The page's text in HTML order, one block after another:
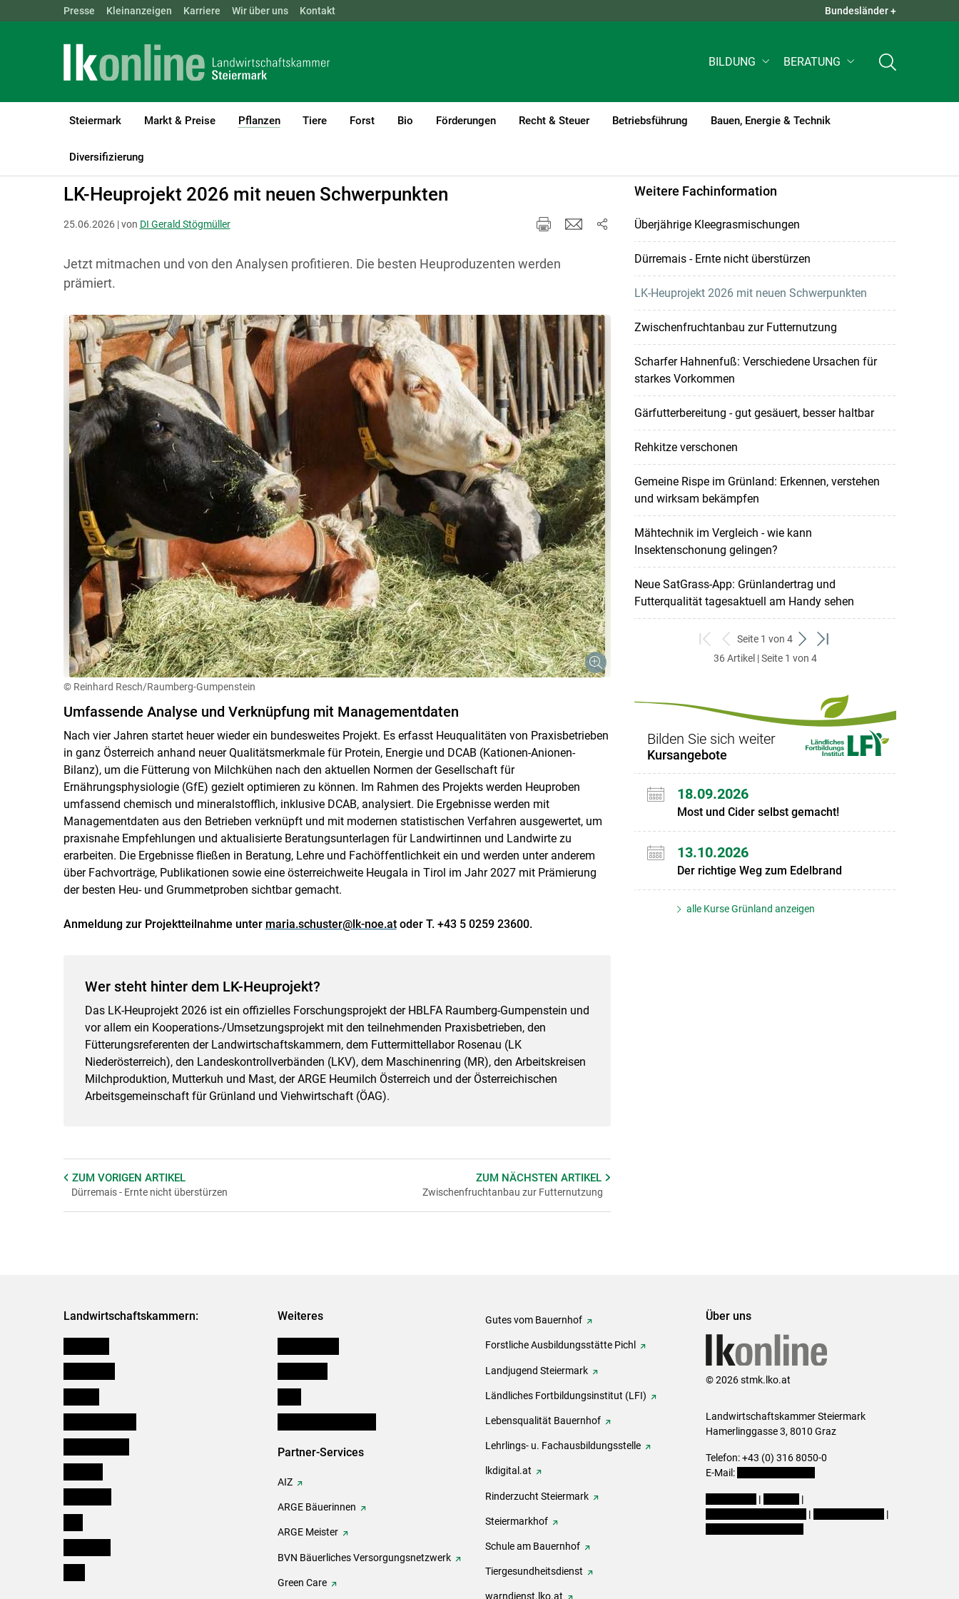
Skip to main content
Landwirtschaftskammern: ÖSTERREICH BGLD KTN NÖ QUICK LINKS +
Presse Kleinanzeigen Karriere Wir über uns Kontakt Bundesländer +
BILDUNG BERATUNG
Steiermark Markt & Preise Pflanzen
(current)1
Tiere Forst Bio Förderungen Recht & Steuer Betriebsführung Bauen, Energie & Technik
Diversifizierung
LK Steiermark Pflanzen
LK-Heuprojekt 2026 mit neuen Schwerpunkten
25.06.2026 | von DI Gerald Stögmüller
Jetzt mitmachen und von den Analysen profitieren. Die besten Heuproduzenten werden
prämiert.
© Reinhard Resch/Raumberg-Gumpenstein
Umfassende Analyse und Verknüpfung mit Managementdaten
Nach vier Jahren startet heuer wieder ein bundesweites Projekt. Es erfasst Heuqualitäten von Praxisbetrieben
in ganz Österreich anhand neuer Qualitätsmerkmale für Protein, Energie und DCAB (Kationen-Anionen-
Bilanz), um die Fütterung von Milchkühen nach den aktuellen Normen der Gesellschaft für
Ernährungsphysiologie (GfE) gezielt optimieren zu können. Im Rahmen des Projekts werden Heuproben
umfassend chemisch und mineralstofflich, inklusive DCAB, analysiert. Die Ergebnisse werden mit
Managementdaten aus den Betrieben verknüpft und mit modernen statistischen Verfahren ausgewertet, um
praxisnahe Empfehlungen und aktualisierte Beratungsunterlagen für Landwirtinnen und Landwirte zu
erarbeiten. Die Ergebnisse fließen in Beratung, Lehre und Fachöffentlichkeit ein und werden unter anderem
über Fachvorträge, Publikationen sowie eine österreichweite Heugala in Tirol im Jahr 2027 mit Prämierung
der besten Heu- und Grummetproben sichtbar gemacht.
Anmeldung zur Projektteilnahme unter maria.schuster@lk-noe.atoder T. +43 5 0259 23600.
Wer steht hinter dem LK-Heuprojekt?
Das LK-Heuprojekt 2026 ist ein offizielles Forschungsprojekt der HBLFA Raumberg-Gumpenstein und
vor allem ein Kooperations-/Umsetzungsprojekt mit den teilnehmenden Praxisbetrieben, den
Fütterungsreferenten der Landwirtschaftskammern, dem Futtermittellabor Rosenau (LK
Niederösterreich), den Landeskontrollverbänden (LKV), dem Maschinenring (MR), den Arbeitskreisen
Milchproduktion, Mutterkuh und Mast, der ARGE Heumilch Österreich und der Österreichischen
Arbeitsgemeinschaft für Grünland und Viehwirtschaft (ÖAG).
ZUM VORIGEN ARTIKEL
Dürremais - Ernte nicht überstürzen
ZUM NÄCHSTENARTIKEL
Zwischenfruchtanbau zur Futternutzung
Weitere Fachinformation
Überjährige Kleegrasmischungen
Dürremais - Ernte nicht überstürzen
LK-Heuprojekt 2026 mit neuen Schwerpunkten
Zwischenfruchtanbau zur Futternutzung
Scharfer Hahnenfuß: Verschiedene Ursachen für
starkes Vorkommen
Gärfutterbereitung - gut gesäuert, besser haltbar
Rehkitze verschonen
Gemeine Rispe im Grünland: Erkennen, verstehen
und wirksam bekämpfen
Mähtechnik im Vergleich - wie kann
Insektenschonung gelingen?
Neue SatGrass-App: Grünlandertrag und
Futterqualität tagesaktuell am Handy sehen
zum
ersten
zurück
zum
Seite 1 von 4
weiter
zum
zum
36 Artikel | Seite 1 von 4
Bilden Sie sich weiter
Kursangebote
18.09.2026
Most und Cider selbst gemacht!
13.10.2026
Der richtige Weg zum Edelbrand
alle Kurse Grünland anzeigen
Landwirtschaftskammern: Weiteres
Partner-Services
AIZ
ARGE Bäuerinnen
ARGE Meister
BVN Bäuerliches Versorgungsnetzwerk
Green Care
Gutes vom Bauernhof
Forstliche Ausbildungsstätte Pichl
Landjugend Steiermark
Ländliches Fortbildungsinstitut (LFI)
Lebensqualität Bauernhof
Lehrlings- u. Fachausbildungsstelle
lkdigital.at
Rinderzucht Steiermark
Steiermarkhof
Schule am Bauernhof
Tiergesundheitsdienst
warndienst.lko.at
Über uns
© 2026 stmk.lko.at
Landwirtschaftskammer Steiermark
Hamerlinggasse 3, 8010 Graz
Telefon: +43 (0) 316 8050-0
E-Mail:
|
|
|
|